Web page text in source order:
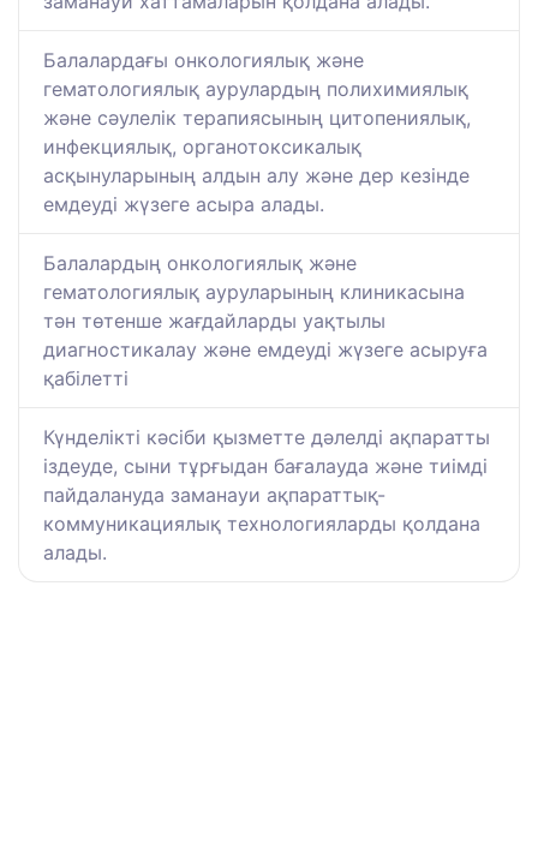
Балалардағы онкологиялық және
гематологиялық аурулардың полихимиялық
және сәулелік терапиясының цитопениялық,
инфекциялық, органотоксикалық
асқынуларының алдын алу және дер кезінде
емдеуді жүзеге асыра алады.
Балалардың онкологиялық және
гематологиялық ауруларының клиникасына
тән төтенше жағдайларды уақтылы
диагностикалау және емдеуді жүзеге асыруға
қабілетті
Күнделікті кәсіби қызметте дәлелді ақпаратты
іздеуде, сыни тұрғыдан бағалауда және тиімді
пайдалануда заманауи ақпараттық-
коммуникациялық технологияларды қолдана
алады.